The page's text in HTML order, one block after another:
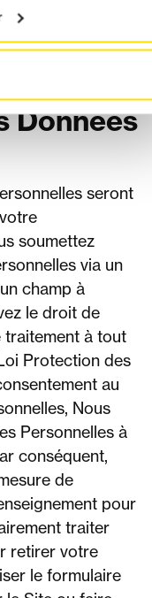
votre
Données
seront
soumettez
via un
champ à
le droit de
à tout
Protection des
au
Nous
Personnelles à
conséquent,
de
pour
traiter
retirer votre
le formulaire